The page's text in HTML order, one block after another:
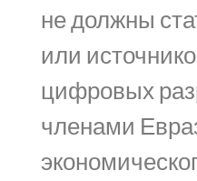
не должны
или
цифровых
членами